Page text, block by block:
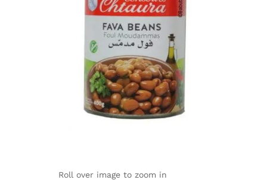
Roll over image to zoom in